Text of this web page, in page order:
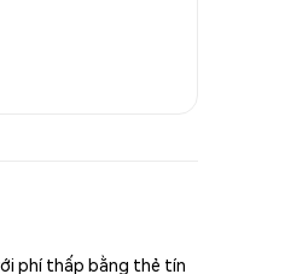
phí thấp bằng thẻ tín